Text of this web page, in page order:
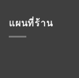
แผนที่ร้าน